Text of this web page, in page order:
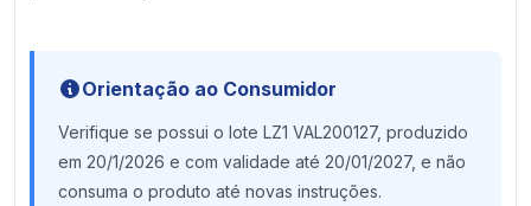
Orientação ao Consumidor
Verifique se possui o lote LZ1 VAL200127, produzido
em 20/1/2026 e com validade até 20/01/2027, e não
consuma o produto até novas instruções.